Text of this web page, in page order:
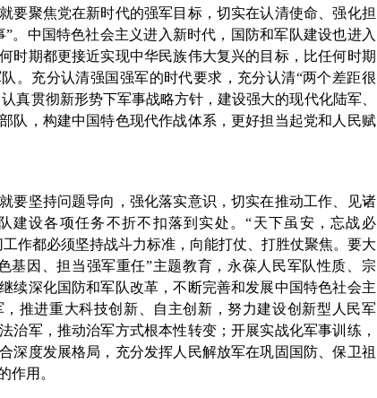
要聚焦党在新时代的强军目标，切实在认清使命、强化担
。中国特色社会主义进入新时代，国防和军队建设也进入
时期都更接近实现中华民族伟大复兴的目标，比任何时期
。充分认清强国强军的时代要求，充分认清“两个差距很
真贯彻新形势下军事战略方针，建设强大的现代化陆军、
队，构建中国特色现代作战体系，更好担当起党和人民赋
要坚持问题导向，强化落实意识，切实在推动工作、见诸
建设各项任务不折不扣落到实处。“天下虽安，忘战必
作都必须坚持战斗力标准，向能打仗、打胜仗聚焦。要大
基因、担当强军重任”主题教育，永葆人民军队性质、宗
续深化国防和军队改革，不断完善和发展中国特色社会主
推进重大科技创新、自主创新，努力建设创新型人民军
治军，推动治军方式根本性转变；开展实战化军事训练，
深度发展格局，充分发挥人民解放军在巩固国防、保卫祖
作用。